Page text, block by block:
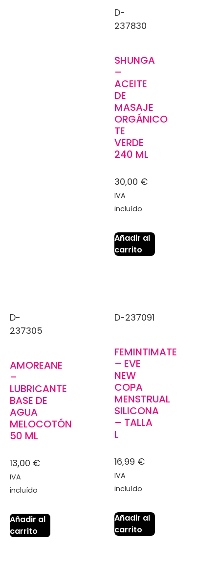
D-
237830
SHUNGA
–
ACEITE
DE
MASAJE
ORGÁNICO
TE
VERDE
240 ML
30,00 €
IVA
incluído
Añadir al
carrito
D-
237305
AMOREANE
–
LUBRICANTE
BASE DE
AGUA
MELOCOTÓN
50 ML
13,00 €
IVA
incluído
Añadir al
carrito
D-237091
FEMINTIMATE
– EVE
NEW
COPA
MENSTRUAL
SILICONA
– TALLA
L
16,99 €
IVA
incluído
Añadir al
carrito